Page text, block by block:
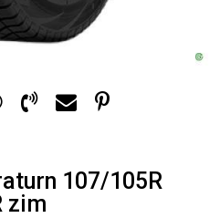
107/105R
zim